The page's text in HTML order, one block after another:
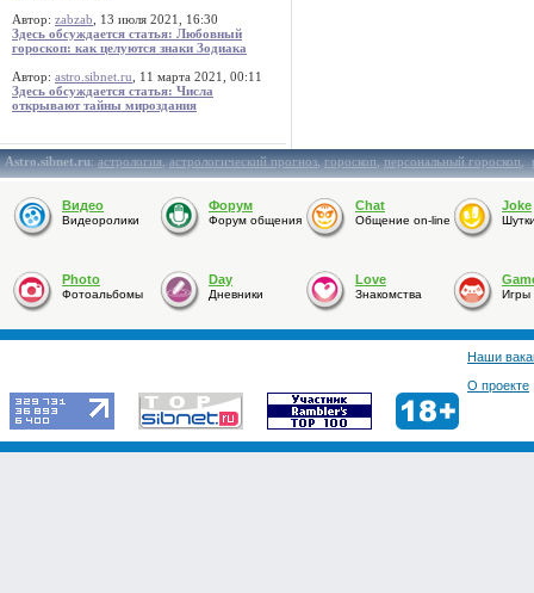
Автор: zabzab , 13 июля 2021, 16:30
Здесь обсуждается статья: Любовный
гороскоп: как целуются знаки Зодиака
Автор: astro.sibnet.ru , 11 марта 2021, 00:11
Здесь обсуждается статья: Числа
открывают тайны мироздания
Astro.sibnet.ru:астрология,астрологический прогноз,гороскоп,персональный гороскоп,
Видео
Видеоролики
Форум
Форум общения
Chat
Общение on-line
Joke
Photo
Фотоальбомы
Day
Дневники
Love
Знакомства Игры
Наши
О проекте